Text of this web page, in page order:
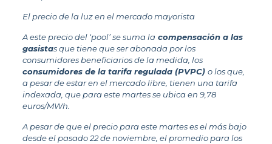
El precio de la luz en el mercado mayorista
A este precio del ‘pool’ se suma lacompensación a las
gasistas que tiene que ser abonada por los
consumidores beneficiarios de la medida, los
consumidores de la tarifa regulada (PVPC) o los que,
a pesar de estar en el mercado libre, tienen una tarifa
indexada, que para este martes se ubica en 9,78
euros/MWh.
A pesar de que el precio para este martes es el más bajo
desde el pasado 22 de noviembre, el promedio para los